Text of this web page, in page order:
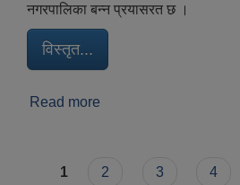
नगरपालिका बन्न प्रयासरत छ ।
विस्तृत...
Read more
Pages
1 2 3 4